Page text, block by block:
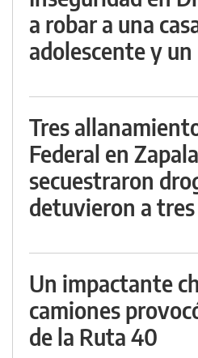
a robar a una
adolescente y
Tres
Federal en
secuestraron
detuvieron a
Un impactante
camiones
de la Ruta 40